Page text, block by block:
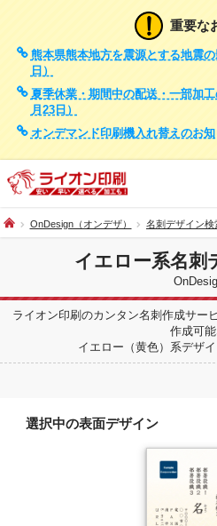
重要な
熊本県熊本地方を震源とする地震
日）
夏季休業・期間中の配送・一部加
月23日）
オンデマンド印刷機入れ替えのお
OnDesign（オンデザ） 名刺デザイン検
イエロー系名刺
ライオン印刷のカンタン名刺作成サー
作成可
イエロー（黄色）系デザイ
選択中の表面デザイン